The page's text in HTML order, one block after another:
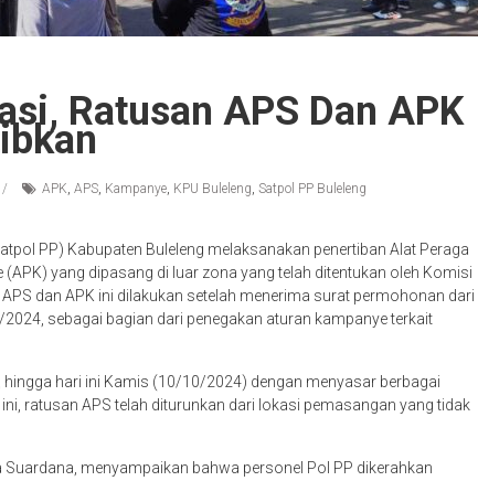
Ratusan APS Dan APK
APK, APS, Kampanye, KPU Buleleng, Satpol PP Buleleng
PP) Kabupaten Buleleng melaksanakan penertiban Alat Peraga
yang dipasang di luar zona yang telah ditentukan oleh Komisi
dan APK ini dilakukan setelah menerima surat permohonan dari
sebagai bagian dari penegakan aturan kampanye terkait
hari ini Kamis (10/10/2024) dengan menyasar berbagai
ratusan APS telah diturunkan dari lokasi pemasangan yang tidak
Suardana, menyampaikan bahwa personel Pol PP dikerahkan